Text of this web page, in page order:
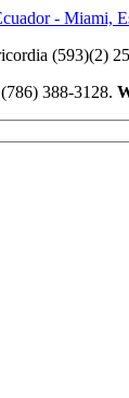
(593)(2)
(786) 388-3128.